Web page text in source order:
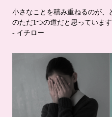
小さなことを積み重ねるのが、
のただ1つの道だと思っています
- イチロー